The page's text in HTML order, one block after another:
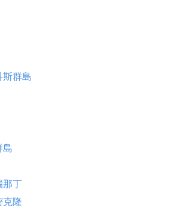
群島
丁
隆